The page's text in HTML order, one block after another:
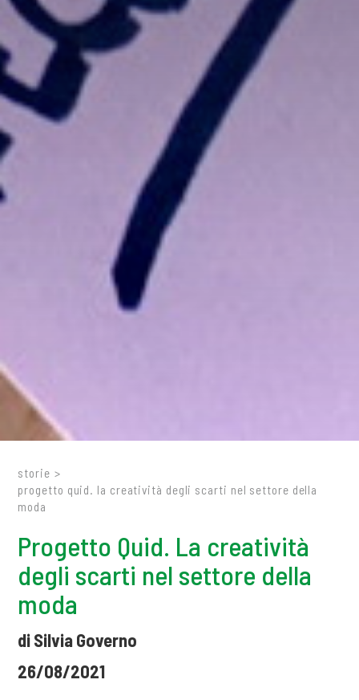
storie >
progetto quid. la creatività degli scarti nel settore della
moda
Progetto Quid. La creatività
degli scarti nel settore della
moda
di Silvia Governo
26/08/2021